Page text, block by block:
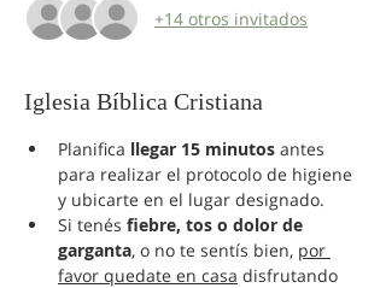
+14 otros invitados
Iglesia Bíblica Cristiana
Planifica llegar 15 minutos antes
para realizar el protocolo de higiene
y ubicarte en el lugar designado.
Si tenés fiebre, tos o dolor de
garganta, o no te sentís bien, por
favor quedate en casa disfrutando